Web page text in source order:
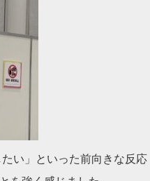
い」といった前向きな反応